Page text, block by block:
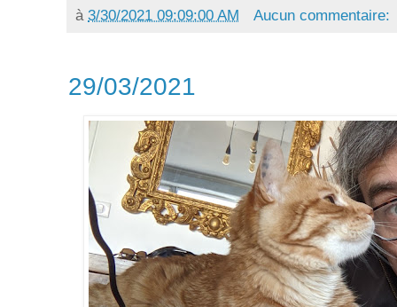
à 3/30/2021 09:09:00 AM Aucun commentaire:
29/03/2021